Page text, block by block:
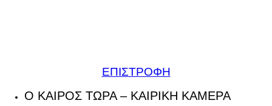
ΕΠΙΣΤΡΟΦΗ
Ο ΚΑΙΡΟΣ ΤΩΡΑ – ΚΑΙΡΙΚΗ ΚΑΜΕΡΑ